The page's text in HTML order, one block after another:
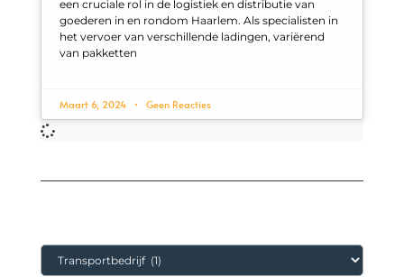
een cruciale rol in de logistiek en distributie van
goederen in en rondom Haarlem. Als specialisten in
het vervoer van verschillende ladingen, variërend
van pakketten
Maart 6, 2024 Geen Reacties